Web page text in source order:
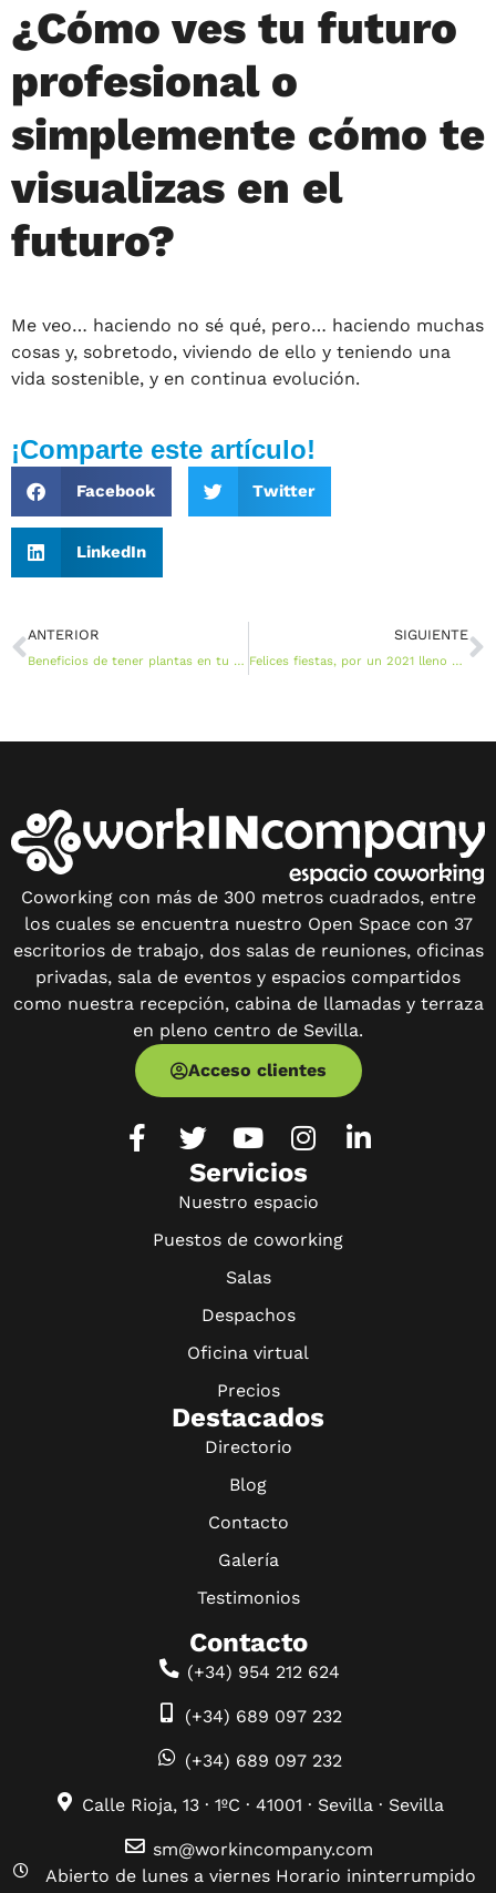
¿Cómo ves tu futuro
profesional o
simplemente cómo te
visualizas en el
futuro?
Me veo… haciendo no sé qué, pero… haciendo muchas
cosas y, sobretodo, viviendo de ello y teniendo una
vida sostenible, y en continua evolución.
¡Comparte este artículo!
Facebook Twitter
LinkedIn
ANTERIOR
Beneficios de tener plantas en tu coworking
SIGUIENTE
Felices fiestas, por un 2021 lleno de reencuentros
Coworking con más de 300 metros cuadrados, entre
los cuales se encuentra nuestro Open Space con 37
escritorios de trabajo, dos salas de reuniones, oficinas
privadas, sala de eventos y espacios compartidos
como nuestra recepción, cabina de llamadas y terraza
en pleno centro de Sevilla.
Acceso clientes
Servicios
Nuestro espacio
Puestos de coworking
Salas
Despachos
Oficina virtual
Precios
Destacados
Directorio
Blog
Contacto
Galería
Testimonios
Contacto
(+34) 954 212 624
(+34) 689 097 232
(+34) 689 097 232
Calle Rioja, 13 · 1ºC · 41001 · Sevilla · Sevilla
sm@workincompany.com
Abierto de lunes a viernes Horario ininterrumpido